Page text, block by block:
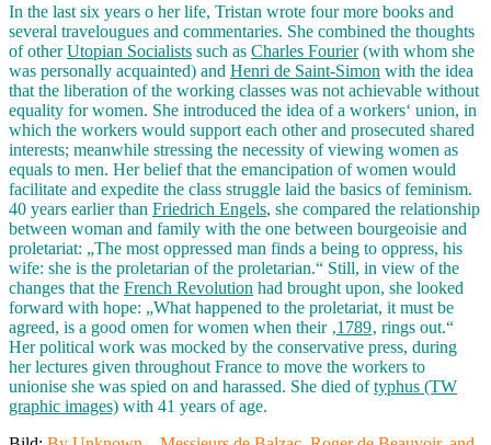
In the last six years o her life, Tristan wrote four more books and
several travelougues and commentaries. She combined the thoughts
of otherUtopian Socialists such as Charles Fourier(with whom she
was personally acquainted) and Henri de Saint-Simon with the idea
that the liberation of the working classes was not achievable without
equality for women. She introduced the idea of a workers‘ union, in
which the workers would support each other and prosecuted shared
interests; meanwhile stressing the necessity of viewing women as
equals to men. Her belief that the emancipation of women would
facilitate and expedite the class struggle laid the basics of feminism.
40 years earlier than Friedrich Engels, she compared the relationship
between woman and family with the one between bourgeoisie and
proletariat: „The most oppressed man finds a being to oppress, his
wife: she is the proletarian of the proletarian.“ Still, in view of the
changes that the French Revolution had brought upon, she looked
forward with hope: „What happened to the proletariat, it must be
agreed, is a good omen for women when their ‚1789‚ rings out.“
Her political work was mocked by the conservative press, during
her lectures given throughout France to move the workers to
unionise she was spied on and harassed. She died oftyphus (TW
graphic images) with 41 years of age.